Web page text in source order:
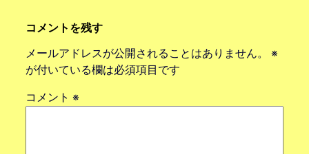
コメントを残す
メールアドレスが公開されることはありません。
※
が付いている欄は必須項目です
コメント ※